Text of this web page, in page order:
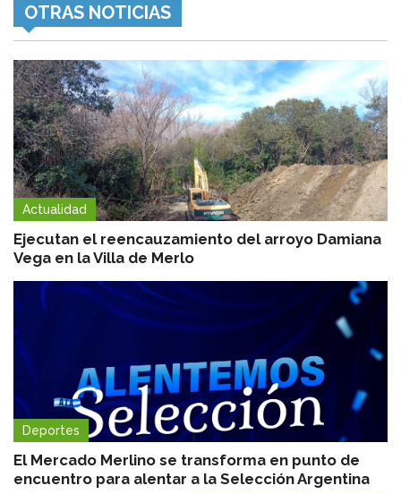
OTRAS NOTICIAS
Actualidad
Ejecutan el reencauzamiento del arroyo Damiana
Vega en la Villa de Merlo
Deportes
El Mercado Merlino se transforma en punto de
encuentro para alentar a la Selección Argentina